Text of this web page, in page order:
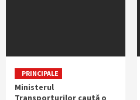
PRINCIPALE
Ministerul
Transporturilor caută o